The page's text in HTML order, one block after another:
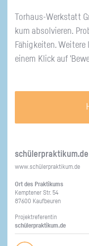
Tor­haus-Werk­statt
kum ab­sol­vie­ren.
Fä­hig­kei­ten.
einem Klick auf
schü­ler­prak­ti­kum.de
www.​schüler​prak​tiku​m.​de
Ort des Prak­ti­kums
Kemp­te­ner Str. 54
87600 Kauf­beu­ren
Pro­jekt­re­fe­ren­tin
schü­ler­prak­ti­kum.de